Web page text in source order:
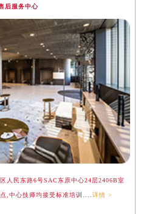
后服务中心
人民东路6号SAC东原中心24层2406B室
,中心技师均接受标准培训....详情 >